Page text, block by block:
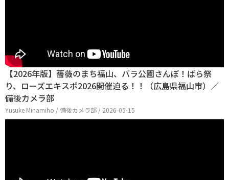
【2026年版】薔薇のまち福山、バラ公園さんぽ！ばら祭
り、ローズエキスポ2026開催迫る！！（広島県福山市）／
備後カメラ部
Yusuke Minamiho / 備後カメラ部 / 2026-05-15